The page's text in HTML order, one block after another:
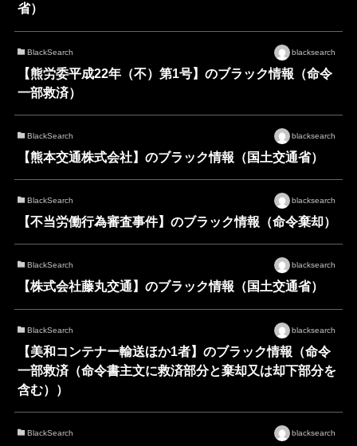
省）
BlackSearch blacksearch
【熊労委平成22年（不）第1号】のブラック情報（命令
一部救済）
BlackSearch blacksearch
【熊本交通株式会社】のブラック情報（国土交通省）
BlackSearch blacksearch
【不当労働行為審査事件】のブラック情報（命令棄却）
BlackSearch blacksearch
【株式会社藤丸交通】のブラック情報（国土交通省）
BlackSearch blacksearch
【美和コンテナー輸送ほか1者】のブラック情報（命令
一部救済（命令書主文に救済部分と棄却又は却下部分を
含む））
BlackSearch blacksearch